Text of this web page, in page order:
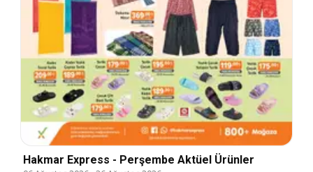
Hakmar Express - Perşembe Aktüel Ürünler